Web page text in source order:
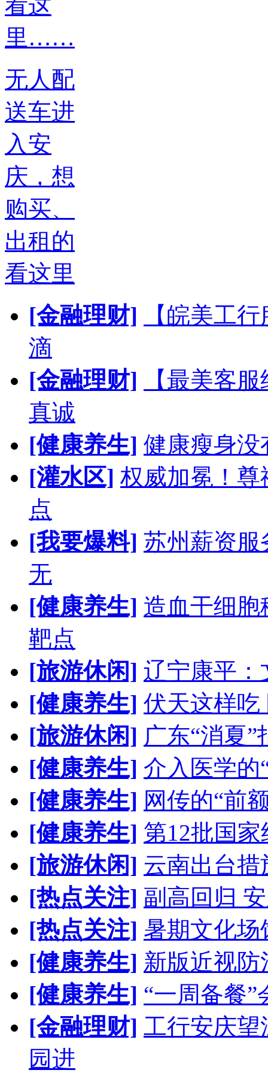
无人配
送车进
入安
庆，想
购买、
出租的
看这里
[金融理财]
【皖美工
滴
[金融理财]
【最美客
真诚
[健康养生] 健康瘦身没
[灌水区] 权威加冕！
点
[我要爆料] 苏州薪资服
无
[健康养生] 造血干细
靶点
[旅游休闲] 辽宁康平：
[健康养生] 伏天这样吃
[旅游休闲] 广东“消夏”
[健康养生] 介入医学的
[健康养生] 网传的“前
[健康养生] 第12批国
[旅游休闲] 云南出台
[热点关注] 副高回归
[热点关注] 暑期文化场
[健康养生] 新版近视
[健康养生] “一周备餐
[金融理财] 工行安庆望
园进